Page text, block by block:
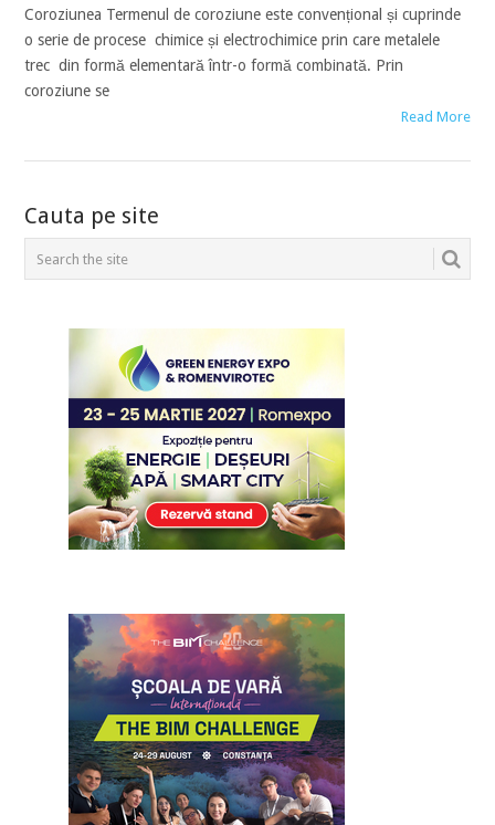
Coroziunea Termenul de coroziune este convențional și cuprinde
o serie de procese chimice și electrochimice prin care metalele
trec din formă elementară într-o formă combinată. Prin
coroziune se
Read More
POSTS
NAVIGATION
Cauta pe site